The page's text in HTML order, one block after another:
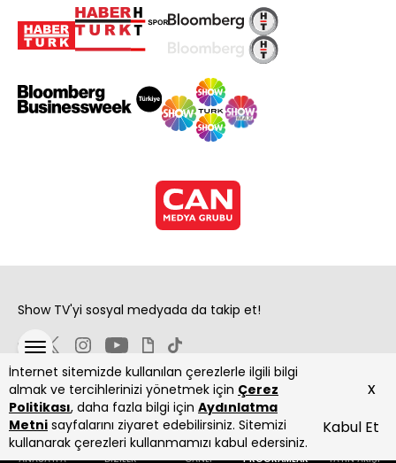
ANASAYFA DİZİLER CANLI PROGRAMLAR YAYIN AKIŞI
İnternet sitemizde kullanılan çerezlerle ilgili bilgi
almak ve tercihlerinizi yönetmek için Çerez
Politikası, daha fazla bilgi için Aydınlatma
Metni sayfalarını ziyaret edebilirsiniz. Sitemizi
kullanarak çerezleri kullanmamızı kabul edersiniz.
Kabul Et
x
Show TV'yi sosyal medyada da takip et!
Copyright 2026 Show Televizyon Yayıncılık A.Ş.